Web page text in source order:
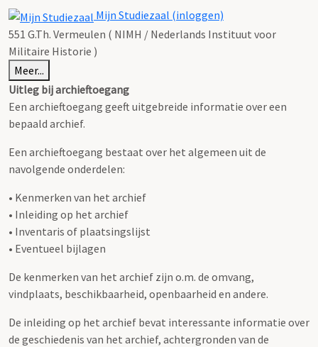
Mijn Studiezaal (inloggen)
551 G.Th. Vermeulen ( NIMH / Nederlands Instituut voor
Militaire Historie )
Meer...
Uitleg bij archieftoegang
Een archieftoegang geeft uitgebreide informatie over een
bepaald archief.
Een archieftoegang bestaat over het algemeen uit de
navolgende onderdelen:
• Kenmerken van het archief
• Inleiding op het archief
• Inventaris of plaatsingslijst
• Eventueel bijlagen
De kenmerken van het archief zijn o.m. de omvang,
vindplaats, beschikbaarheid, openbaarheid en andere.
De inleiding op het archief bevat interessante informatie over
de geschiedenis van het archief, achtergronden van de